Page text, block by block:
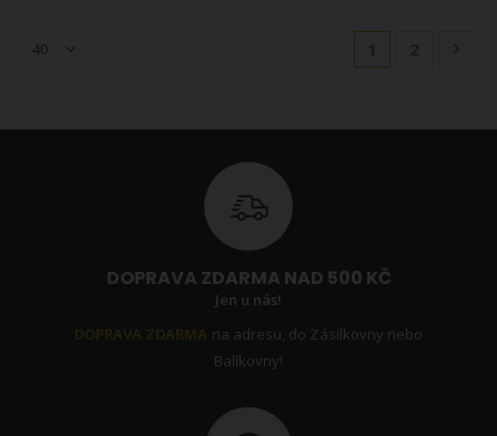
DOPRAVA ZDARMA NAD 500 KČ
Jen u nás!
DOPRAVA ZDARMA na adresu, do Zásilkovny nebo
Balíkovny!